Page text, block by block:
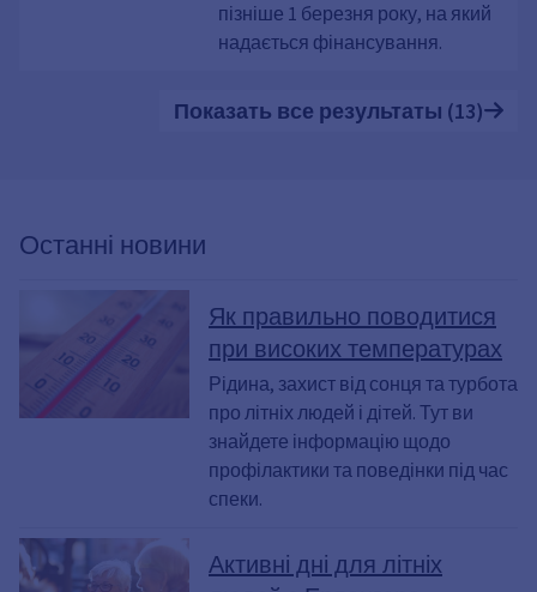
пізніше 1 березня року, на який
надається фінансування.
Показать все результаты (13)
Останні новини
Як правильно поводитися
при високих температурах
Рідина, захист від сонця та турбота
про літніх людей і дітей. Тут ви
знайдете інформацію щодо
профілактики та поведінки під час
спеки.
Активні дні для літніх